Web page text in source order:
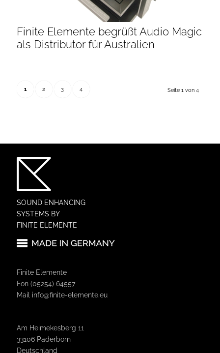
Finite Elemente begrüßt Audio Magic
als Distributor für Australien
Seite 1 von 4
1 2 3 4
SOUND ENHANCING
SYSTEMS BY
FINITE ELEMENTE
Finite Elemente
Fon (05254) 64557
Mail info@finite-elemente.eu
Am Heimekesberg 11
33106 Paderborn
Deutschland